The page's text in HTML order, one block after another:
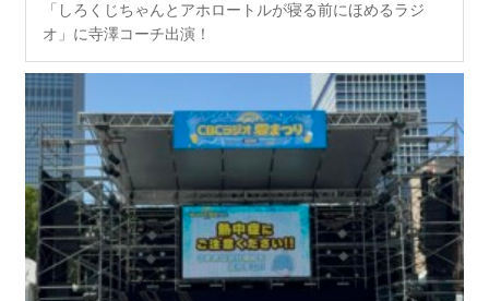
「しろくじちゃんとアホロートルが寝る前にほめるラジ
オ」に寺澤コーチ出演！